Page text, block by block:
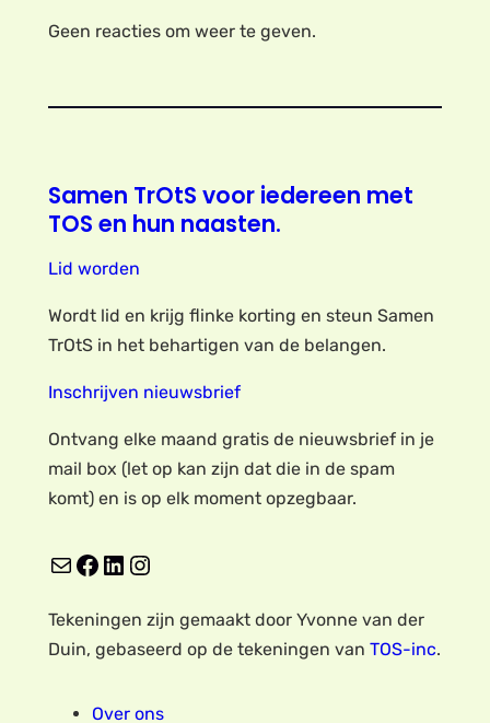
Geen reacties om weer te geven.
Samen TrOtS voor iedereen met
TOS en hun naasten.
Lid worden
Wordt lid en krijg flinke korting en steun Samen
TrOtS in het behartigen van de belangen.
Inschrijven nieuwsbrief
Ontvang elke maand gratis de nieuwsbrief in je
mail box (let op kan zijn dat die in de spam
komt) en is op elk moment opzegbaar.
E-mail Facebook LinkedIn Instagram
Tekeningen zijn gemaakt door Yvonne van der
Duin, gebaseerd op de tekeningen van TOS-inc.
Over ons